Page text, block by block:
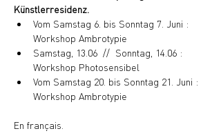
Künstlerresidenz.
Vom Samstag 6. bis Sonntag 7. Juni :
Workshop Ambrotypie
Samstag, 13.06  //  Sonntag, 14.06 :
Workshop Photosensibel
Vom Samstag 20. bis Sonntag 21. Juni :
Workshop Ambrotypie
En français.